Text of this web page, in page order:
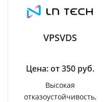
VPSVDS
Цена: от 350 руб.
Высокая
отказоустойчивость,